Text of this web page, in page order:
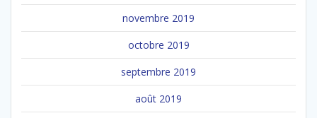
novembre 2019
octobre 2019
septembre 2019
août 2019